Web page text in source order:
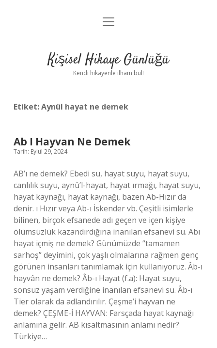
Anasayfa
Yasal Uyarı
menüyü
Kişisel Hikaye Günlüğü
Kendi hikayenle ilham bul!
Etiket:Aynül hayat ne demek
Ab I Hayvan Ne Demek
Tarih: Eylül 29, 2024
AB’ı ne demek? Ebedi su, hayat suyu, hayat suyu,
canlılık suyu, aynü’l-hayat, hayat ırmağı, hayat suyu,
hayat kaynağı, hayat kaynağı, bazen Ab-Hızır da
denir. ı Hızır veya Ab-ı İskender vb. Çeşitli isimlerle
bilinen, birçok efsanede adı geçen ve içen kişiye
ölümsüzlük kazandırdığına inanılan efsanevi su. Abı
hayat içmiş ne demek? Günümüzde “tamamen
sarhoş” deyimini, çok yaşlı olmalarına rağmen genç
görünen insanları tanımlamak için kullanıyoruz. Âb-ı
hayvân ne demek? Âb-ı Hayat (f.a): Hayat suyu,
sonsuz yaşam verdiğine inanılan efsanevi su. Âb-ı
Tier olarak da adlandırılır. Çeşme’i hayvan ne
demek? ÇEŞME-İ HAYVAN: Farsçada hayat kaynağı
anlamına gelir. AB kısaltmasının anlamı nedir?
Türkiye…